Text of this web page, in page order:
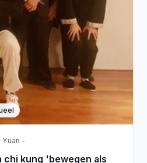
Yuan -
chi kung 'bewegen als